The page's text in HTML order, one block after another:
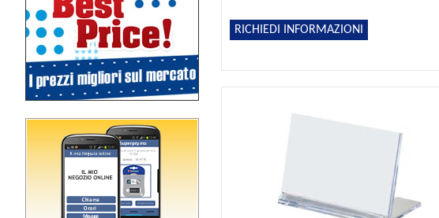
RICHIEDI INFORMAZIONI